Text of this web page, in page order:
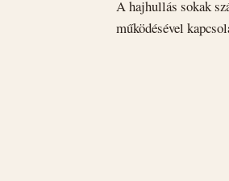
A hajhullás sokak
működésével